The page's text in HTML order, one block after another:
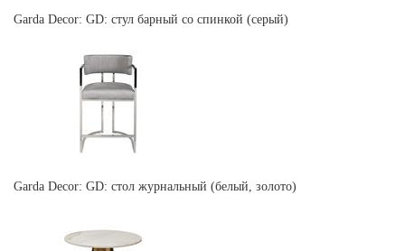
Garda Decor: GD: стул барный со спинкой (серый)
Garda Decor: GD: стол журнальный (белый, золото)